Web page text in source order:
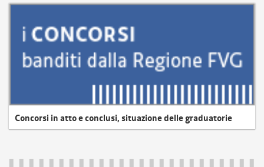
Concorsi in atto e conclusi, situazione delle graduatorie